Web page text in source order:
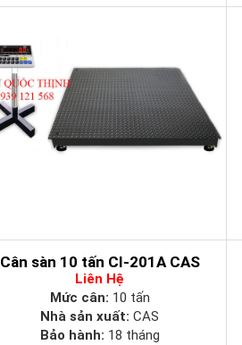
Cân sàn 10 tấn CI-201A CAS
Liên Hệ
Mức cân: 10 tấn
Nhà sản xuất: CAS
Bảo hành: 18 tháng